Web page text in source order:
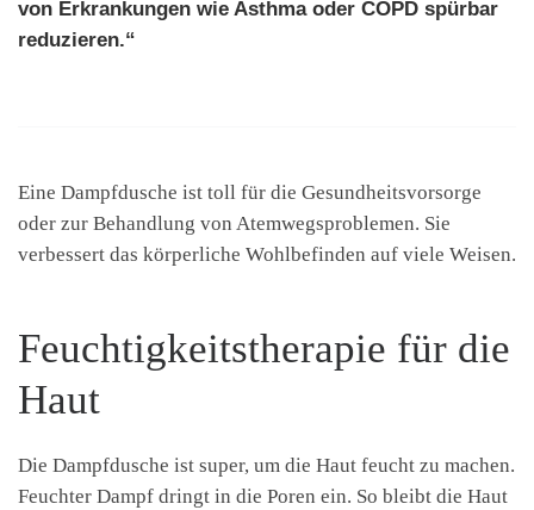
von Erkrankungen wie Asthma oder COPD spürbar
reduzieren.“
Eine Dampfdusche ist toll für die Gesundheitsvorsorge
oder zur Behandlung von Atemwegsproblemen. Sie
verbessert das körperliche Wohlbefinden auf viele Weisen.
Feuchtigkeitstherapie für die
Haut
Die Dampfdusche ist super, um die Haut feucht zu machen.
Feuchter Dampf dringt in die Poren ein. So bleibt die Haut